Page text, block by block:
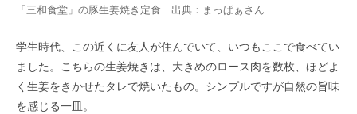
「三和食堂」の豚生姜焼き定食 出典： まっぱぁ さん
学生時代、この近くに友人が住んでいて、いつもここで食べてい
ました。こちらの生姜焼きは、大きめのロース肉を数枚、ほどよ
く生姜をきかせたタレで焼いたもの。シンプルですが自然の旨味
を感じる一皿。